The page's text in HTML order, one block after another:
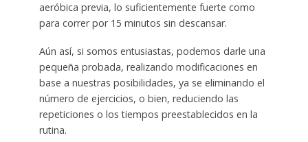
aeróbica previa, lo suficientemente fuerte como
para correr por 15 minutos sin descansar.
Aún así, si somos entusiastas, podemos darle una
pequeña probada, realizando modificaciones en
base a nuestras posibilidades, ya se eliminando el
número de ejercicios, o bien, reduciendo las
repeticiones o los tiempos preestablecidos en la
rutina.